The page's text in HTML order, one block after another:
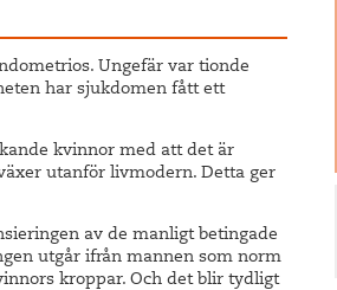
Ungefär var tionde
har sjukdomen fått ett
kvinnor med att det är
utanför livmodern. Detta ger
av de manligt betingade
utgår ifrån mannen som norm
kroppar. Och det blir tydligt